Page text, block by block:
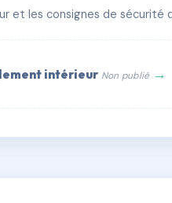
les consignes de sécurité
intérieur Non publié →
🇫🇷